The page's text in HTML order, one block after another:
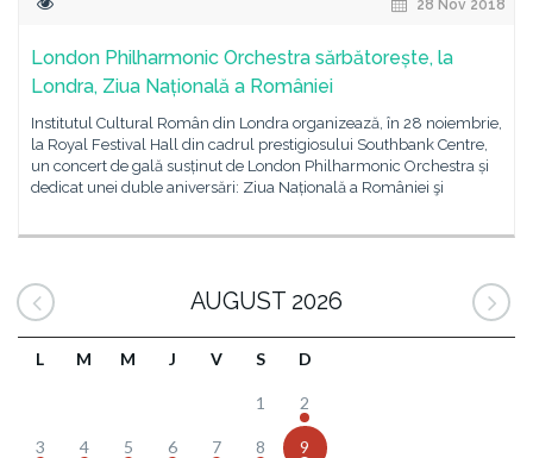
28 Nov 2018
London Philharmonic Orchestra sărbătorește, la
Londra, Ziua Națională a României
Institutul Cultural Român din Londra organizează, în 28 noiembrie,
la Royal Festival Hall din cadrul prestigiosului Southbank Centre,
un concert de gală susținut de London Philharmonic Orchestra și
dedicat unei duble aniversări: Ziua Națională a României şi
AUGUST 2026
L M M J V S D
1 2
3 4 5 6 7 8 9